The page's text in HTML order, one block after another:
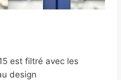
est filtré avec les
design